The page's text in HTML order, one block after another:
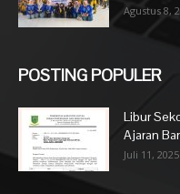
Agustus 8,
POSTING POPULER
Libur
Ajaran
Juli 11, 2025